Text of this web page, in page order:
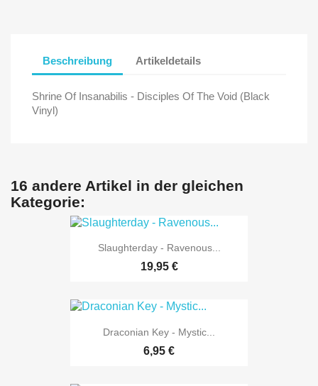
Beschreibung Artikeldetails
Shrine Of Insanabilis - Disciples Of The Void (Black
Vinyl)
16 andere Artikel in der gleichen
Kategorie:
Slaughterday - Ravenous...
19,95 €
Draconian Key - Mystic...
6,95 €